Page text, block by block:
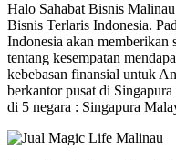
Halo Sahabat Bisnis
Bisnis Terlaris Indonesia.
Indonesia akan memberikan
tentang kesempatan
kebebasan finansial untuk
berkantor pusat di
di 5 negara : Singapura